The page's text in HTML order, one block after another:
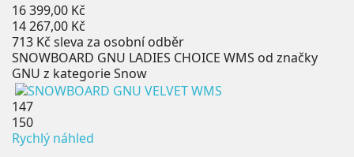
Běžná
cena
16 399,00 Kč
Cena
14 267,00 Kč
713 Kč sleva za osobní odběr
SNOWBOARD GNU LADIES CHOICE WMS od značky
GNU z kategorie Snow
147
150
Rychlý náhled